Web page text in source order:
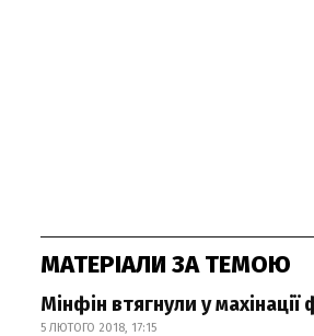
МАТЕРІАЛИ ЗА ТЕМОЮ
Мінфін втягнули у
5 ЛЮТОГО 2018, 17:15